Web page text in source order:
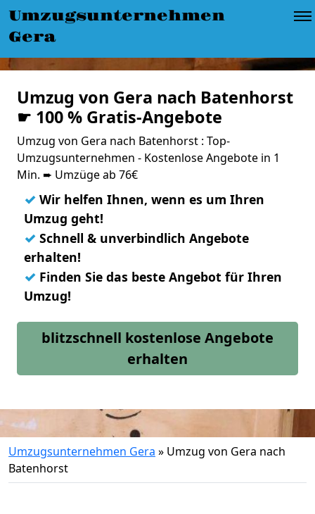
Umzugsunternehmen
Gera
Umzug von Gera nach Batenhorst
☛ 100 % Gratis-Angebote
Umzug von Gera nach Batenhorst : Top-
Umzugsunternehmen - Kostenlose Angebote in 1
Min. ➨ Umzüge ab 76€
✓ Wir helfen Ihnen, wenn es um Ihren
Umzug geht!
✓ Schnell & unverbindlich Angebote
erhalten!
✓ Finden Sie das beste Angebot für Ihren
Umzug!
blitzschnell kostenlose Angebote
erhalten
Umzugsunternehmen Gera » Umzug von Gera nach
Batenhorst